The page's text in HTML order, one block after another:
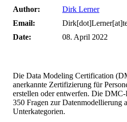
Author:
Dirk Lerner
Email:
Date:
08. April 2022
Die Data Modeling Certification
anerkannte Zertifizierung für
erstellen oder entwerfen. Die DMC-
350 Fragen zur Datenmodellierung
Unterkategorien.